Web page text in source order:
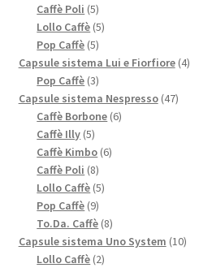
Caffè Poli 55
prodotti
Lollo Caffè 55
Pop Caffè 55
prodotti
Capsule sistema Lui e Fiorfiore 44
Pop Caffè 33
prodotti
Capsule sistema Nespresso 4747
Caffè Borbone 66
Caffè Illy 55
prodotti
Caffè Kimbo 66
Caffè Poli 88
prodotti
Lollo Caffè 55
Pop Caffè 99
prodotti
To.Da. Caffè 88
prodotti
Capsule sistema Uno System 1010
Lollo Caffè 22